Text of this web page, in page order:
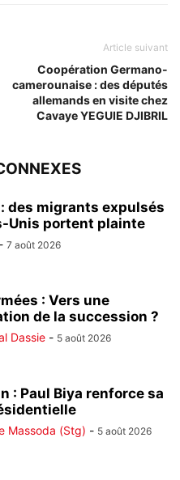
Article suivant
Coopération Germano-
camerounaise : des députés
allemands en visite chez
Cavaye YEGUIE DJIBRIL
des migrants expulsés
Unis portent plainte
- 7 août 2026
: Vers une
de la succession ?
Dassie - 5 août 2026
: Paul Biya renforce sa
Massoda (Stg) - 5 août 2026